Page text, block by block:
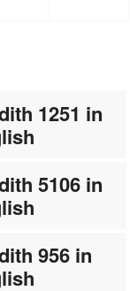
1251 in
5106 in
956 in